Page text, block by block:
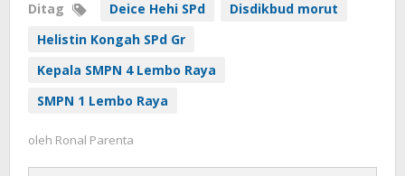
Ditag Deice Hehi SPd
Disdikbud morut
Helistin Kongah SPd Gr
Kepala SMPN 4 Lembo Raya
SMPN 1 Lembo Raya
oleh Ronal Parenta